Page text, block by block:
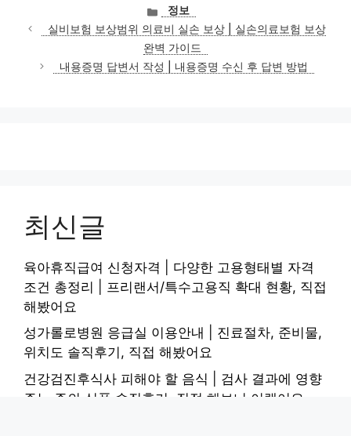
카
테
고
리
정보
실비보험 보상범위 의료비 실손 보상 | 실손의료보험 보상
완벽 가이드
내용증명 답변서 작성 | 내용증명 수신 후 답변 방법
최신글
육아휴직급여 신청자격 | 다양한 고용형태별 자격
조건 총정리 | 프리랜서/특수고용직 확대 현황, 직접
해봤어요
성가롤로병원 응급실 이용안내 | 진료절차, 준비물,
위치도 솔직후기, 직접 해봤어요
건강검진후식사 피해야 할 음식 | 검사 결과에 영향
주는 주의 식품 솔직후기, 직접 해보니 이랬어요